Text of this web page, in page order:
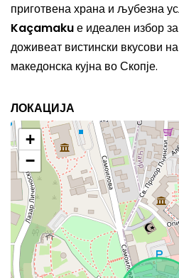
приготвена храна и љубезна
Kaçamakuе идеален избор
доживеат вистински вкусови
македонска кујна во Скопје.
ЛОКАЦИЈА
+
−